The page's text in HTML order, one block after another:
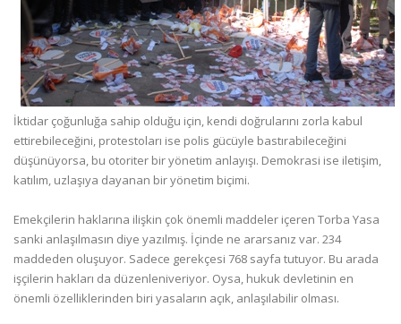
İktidar çoğunluğa sahip olduğu için, kendi doğrularını zorla kabul
ettirebileceğini, protestoları ise polis gücüyle bastırabileceğini
düşünüyorsa, bu otoriter bir yönetim anlayışı. Demokrasi ise iletişim,
katılım, uzlaşıya dayanan bir yönetim biçimi.
Emekçilerin haklarına ilişkin çok önemli maddeler içeren Torba Yasa
sanki anlaşılmasın diye yazılmış. İçinde ne ararsanız var. 234
maddeden oluşuyor. Sadece gerekçesi 768 sayfa tutuyor. Bu arada
işçilerin hakları da düzenleniveriyor. Oysa, hukuk devletinin en
önemli özelliklerinden biri yasaların açık, anlaşılabilir olması.